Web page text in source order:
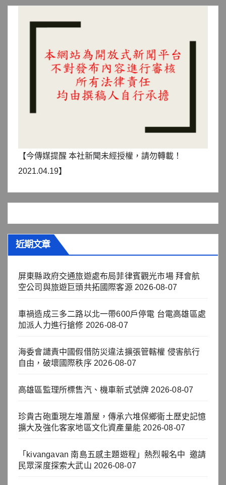
【今傳媒提醒 本社新聞未經授權，請勿轉載！
2021.04.19】
近期文章
屏東縣政府交通旅遊處布局菲律賓觀光市場 拜會航
空公司與旅遊巨頭共拓國際客源 2026-08-07
車禍造成三多二路以北一帶600戶停電 台電高雄區處
加派人力進行搶修 2026-08-07
海委會譴責中國假借防災違法擴張管轄權 侵害航行
自由，破壞國際秩序 2026-08-07
高雄區監理所標售汽、機車新式號牌 2026-08-07
珍貴古砲重現左堆蕭屋，傳承六堆保鄉衛土歷史記憶
擴大及強化客家地區文化資產量能 2026-08-07
「kivangavan 南島五感主題遊程」熱烈報名中 邀請
民眾深度探索大武山 2026-08-07